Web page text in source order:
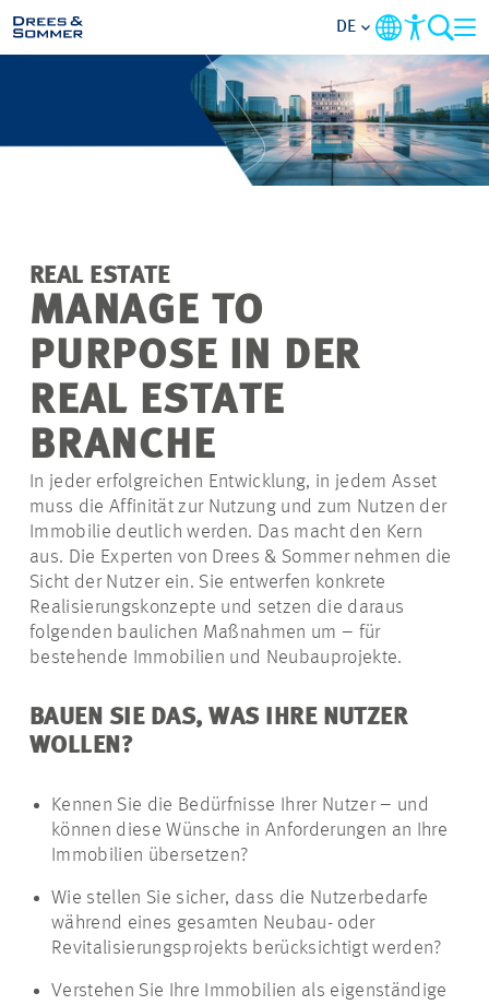
MARKETS
SERVICES
IM FOKUS
KARRIERE
PROJEKTE
KONTAKT
DE
REAL ESTATE
MANAGE TO
PURPOSE IN DER
REAL ESTATE
BRANCHE
In jeder erfolgreichen Entwicklung, in jedem Asset
muss die Affinität zur Nutzung und zum Nutzen der
Immobilie deutlich werden. Das macht den Kern
aus. Die Experten von Drees & Sommer nehmen die
Sicht der Nutzer ein. Sie entwerfen konkrete
Realisierungskonzepte und setzen die daraus
folgenden baulichen Maßnahmen um – für
bestehende Immobilien und Neubauprojekte.
BAUEN SIE DAS, WAS IHRE NUTZER
WOLLEN?
Kennen Sie die Bedürfnisse Ihrer Nutzer – und
können diese Wünsche in Anforderungen an Ihre
Immobilien übersetzen?
Wie stellen Sie sicher, dass die Nutzerbedarfe
während eines gesamten Neubau- oder
Revitalisierungsprojekts berücksichtigt werden?
Verstehen Sie Ihre Immobilien als eigenständige